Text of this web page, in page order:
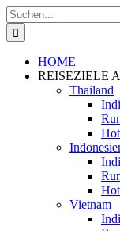
Zum
Inhalt
springen
Suche
nach:
HOME
REISEZIELE
Thailand
Vietnam